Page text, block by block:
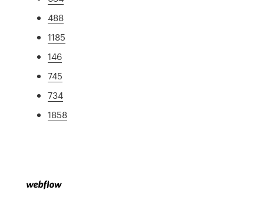
488
1185
146
745
734
1858